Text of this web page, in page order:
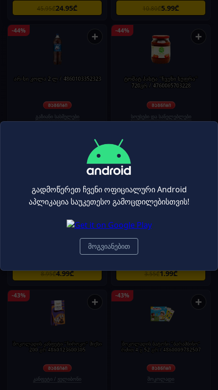
45.95₾24.95₾ 10.80₾5.99₾
-44% +
არ-სი კოლა 2 ლ / 4860103352323
გაზიანი სასმელები
-44% +
ტომატ პასტა "ჩვენი სუფრა"
720გრ / 4760065703228
სოუსები და სანელებლები
+
8.95₾4.99₾
-44%
3.55₾1.99₾
-43% +
შოკოლადის კანფეტი "ჩიროკო" მიქსი
200 გრ 4860123600305
კანფეტი / ჟელიბონი
-43% +
შოკოლადის ბატონი "ბარამბინო"
რძით 4 ც 52 გრ / 4860009782507
შოკოლადი
გადმოწერეთ ჩვენი ოფიციალური Android
აპლიკაცია საუკეთესო გამოცდილებისთვის!
მოგვიანებით